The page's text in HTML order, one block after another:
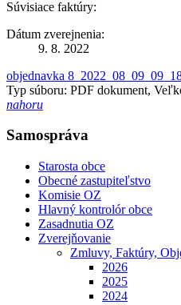
Súvisiace faktúry:
Dátum zverejnenia:
9. 8. 2022
objednavka
Typ súboru: PDF dokument,
nahoru
Samospráva
Starosta obce
Obecné zastupiteľstvo
Komisie OZ
Hlavný kontrolór obce
Zasadnutia OZ
Zverejňovanie
Zmluvy, Faktúry,
2026
2025
2024